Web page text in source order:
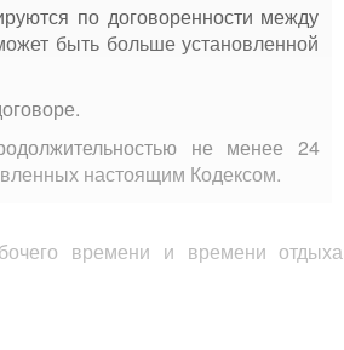
по договоренности между
быть больше установленной
не менее 24
настоящим Кодексом.
времени и времени отдыха